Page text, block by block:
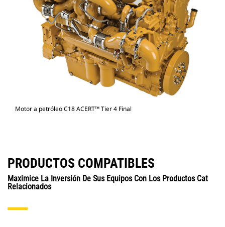
Motor a petróleo C18 ACERT™ Tier 4 Final
PRODUCTOS COMPATIBLES
Maximice La Inversión De Sus Equipos Con Los Productos Cat
Relacionados